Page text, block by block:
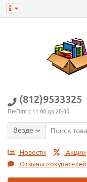
(812)9533325
Пн-Пят, с 11:00 до 20:00
Везде
Новости Акции
Отзывы покупателей